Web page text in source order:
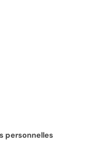
personnelles